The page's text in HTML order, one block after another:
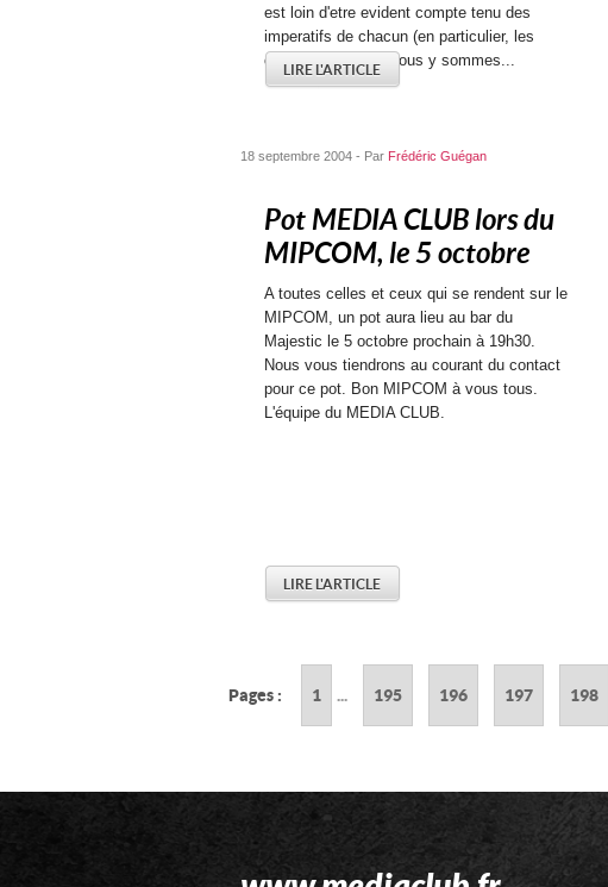
est loin d'etre evident compte tenu des
imperatifs de chacun (en particulier, les
concerts...). Mais nous y sommes...
LIRE L'ARTICLE
18 septembre 2004 - Par Frédéric Guégan
Pot MEDIA CLUB lors du
MIPCOM, le 5 octobre
A toutes celles et ceux qui se rendent sur le
MIPCOM, un pot aura lieu au bar du
Majestic le 5 octobre prochain à 19h30.
Nous vous tiendrons au courant du contact
pour ce pot. Bon MIPCOM à vous tous.
L'équipe du MEDIA CLUB.
LIRE L'ARTICLE
Pages : 1 ... 195 196 197 198